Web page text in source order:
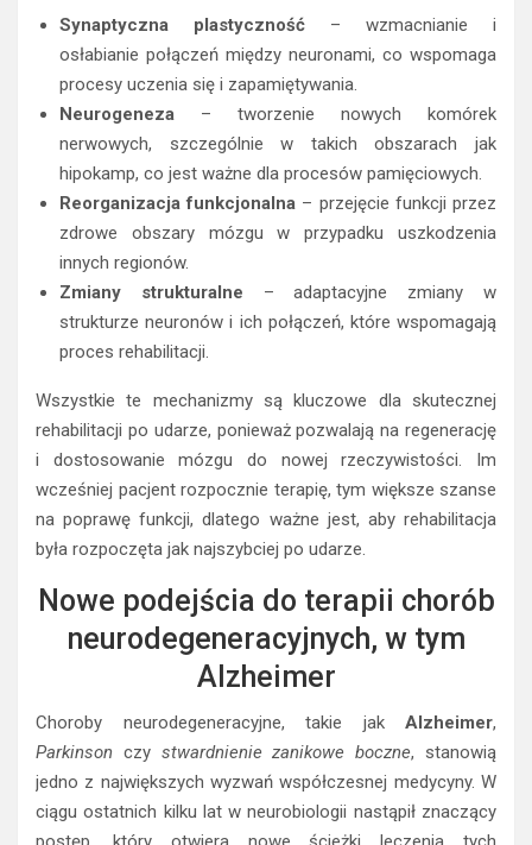
Synaptyczna plastyczność – wzmacnianie i
osłabianie połączeń między neuronami, co wspomaga
procesy uczenia się i zapamiętywania.
Neurogeneza – tworzenie nowych komórek
nerwowych, szczególnie w takich obszarach jak
hipokamp, co jest ważne dla procesów pamięciowych.
Reorganizacja funkcjonalna – przejęcie funkcji przez
zdrowe obszary mózgu w przypadku uszkodzenia
innych regionów.
Zmiany strukturalne – adaptacyjne zmiany w
strukturze neuronów i ich połączeń, które wspomagają
proces rehabilitacji.
Wszystkie te mechanizmy są kluczowe dla skutecznej
rehabilitacji po udarze, ponieważ pozwalają na regenerację
i dostosowanie mózgu do nowej rzeczywistości. Im
wcześniej pacjent rozpocznie terapię, tym większe szanse
na poprawę funkcji, dlatego ważne jest, aby rehabilitacja
była rozpoczęta jak najszybciej po udarze.
Nowe podejścia do terapii chorób
neurodegeneracyjnych, w tym
Alzheimer
Choroby neurodegeneracyjne, takie jak Alzheimer,
Parkinson czy stwardnienie zanikowe boczne, stanowią
jedno z największych wyzwań współczesnej medycyny. W
ciągu ostatnich kilku lat w neurobiologii nastąpił znaczący